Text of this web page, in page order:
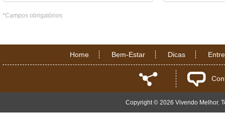
*Campos obrigatórios
Home Bem-Estar Dicas
Copyright © 2026 Vivendo Melhor.